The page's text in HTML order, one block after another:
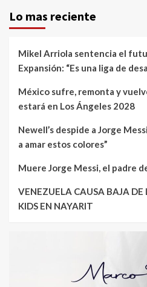
Lo mas reciente
Mikel Arriola sentencia el
Expansión: “Es una liga de
México sufre, remonta y
estará en Los Ángeles 2028
Newell’s despide a Jorge
a amar estos colores”
Muere Jorge Messi, el padre
VENEZUELA CAUSA BAJA DE
KIDS EN NAYARIT